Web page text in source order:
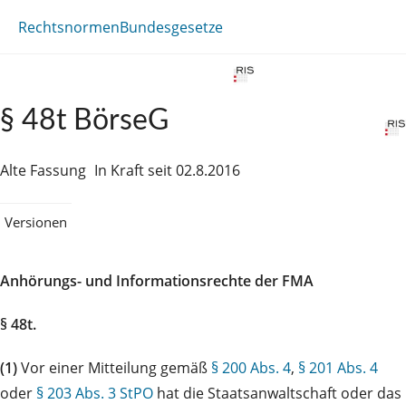
RechtsnormenBundesgesetze
§ 48t BörseG
Alte Fassung In Kraft seit 02.8.2016
Versionen
Anhörungs- und Informationsrechte der FMA
§ 48t.
(1)Vor einer Mitteilung gemäß § 200 Abs. 4, § 201 Abs. 4
oder § 203 Abs. 3 StPO hat die Staatsanwaltschaft oder das